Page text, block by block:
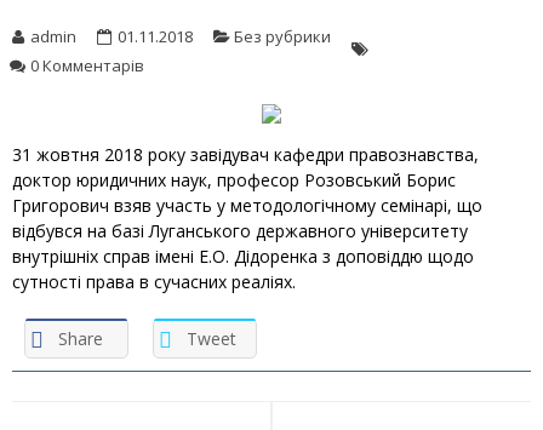
admin 01.11.2018
Без рубрики
0 Комментарів
31 жовтня 2018 року завідувач кафедри правознавства,
доктор юридичних наук, професор Розовський Борис
Григорович взяв участь у методологічному семінарі, що
відбувся на базі Луганського державного університету
внутрішніх справ імені Е.О. Дідоренка з доповіддю щодо
сутності права в сучасних реаліях.
Share Tweet